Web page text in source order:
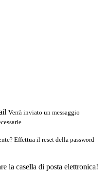
Verrà inviato un messaggio
Effettua il reset della password
la casella di posta elettronica!